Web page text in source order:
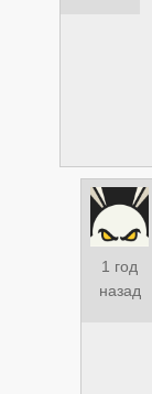
1 год
назад